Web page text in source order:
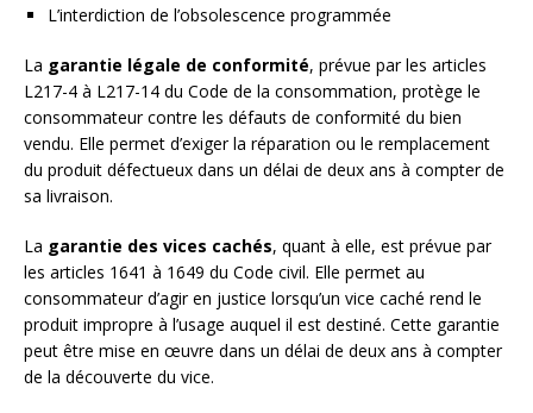
L’interdiction de l’obsolescence programmée
La garantie légale de conformité, prévue par les articles
L217-4 à L217-14 du Code de la consommation, protège le
consommateur contre les défauts de conformité du bien
vendu. Elle permet d’exiger la réparation ou le remplacement
du produit défectueux dans un délai de deux ans à compter de
sa livraison.
La garantie des vices cachés, quant à elle, est prévue par
les articles 1641 à 1649 du Code civil. Elle permet au
consommateur d’agir en justice lorsqu’un vice caché rend le
produit impropre à l’usage auquel il est destiné. Cette garantie
peut être mise en œuvre dans un délai de deux ans à compter
de la découverte du vice.